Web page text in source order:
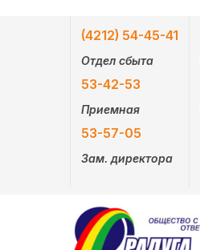
(4212) 54-45-41
Отдел сбыта
53-42-53
Приемная
53-57-05
Зам. директора